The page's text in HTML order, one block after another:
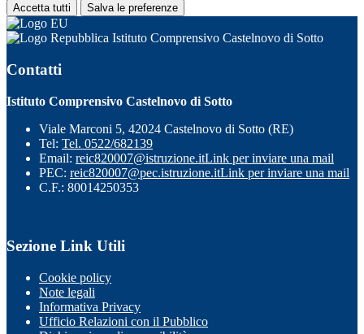
Accetta tutti Salva le preferenze
Istituto Comprensivo Castelnovo di Sotto
Contatti
Istituto Comprensivo Castelnovo di Sotto
Viale Marconi 5, 42024 Castelnovo di Sotto (RE)
Tel: Tel. 0522/682139
Email: reic820007@istruzione.itLink per inviare una mail
PEC: reic820007@pec.istruzione.itLink per inviare una mail
C.F.: 80014250353
Sezione Link Utili
Cookie policy
Note legali
Informativa Privacy
Ufficio Relazioni con il Pubblico